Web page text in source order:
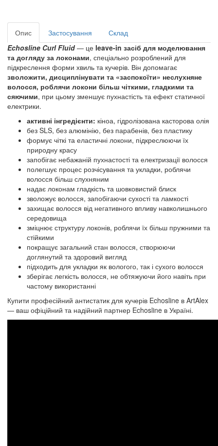
Опис Застосування
Склад
Echosline Curl Fluid— це leave‑in засіб для моделювання
та догляду за локонами, спеціально розроблений для
підкреслення форми хвиль та кучерів. Він допомагає
зволожити, дисциплінувати та «заспокоїти» неслухняне
волосся, роблячи локони більш чіткими, гладкими та
сяючими, при цьому зменшує пухнастість та ефект статичної
електрики.
активні інгредієнти: кіноа, гідролізована касторова олія
без SLS, без алюмінію, без парабенів, без пластику
формує чіткі та еластичні локони, підкреслюючи їх
природну красу
запобігає небажаній пухнастості та електризації волосся
полегшує процес розчісування та укладки, роблячи
волосся більш слухняним
надає локонам гладкість та шовковистий блиск
зволожує волосся, запобігаючи сухості та ламкості
захищає волосся від негативного впливу навколишнього
середовища
зміцнює структуру локонів, роблячи їх більш пружними та
стійкими
покращує загальний стан волосся, створюючи
доглянутий та здоровий вигляд
підходить для укладки як вологого, так і сухого волосся
зберігає легкість волосся, не обтяжуючи його навіть при
частому використанні
Купити професійний антистатик для кучерів Echosline в ArtAlex
— ваш офіційний та надійний партнер Echosline в Україні.